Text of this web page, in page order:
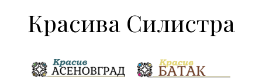
Красива Силистра